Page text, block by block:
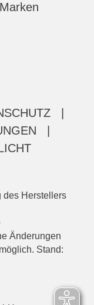
des Herstellers
Änderungen
Stand: